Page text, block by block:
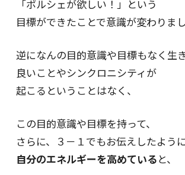
「ポルシェが欲しい！」という
目標ができたことで意識が変わりまし
逆になんの目的意識や目標もなく生
良いことやシンクロニシティが
起こるということはなく、
この目的意識や目標を持って、
さらに、３－１でもお伝えしたように
自分のエネルギーを高めていると、